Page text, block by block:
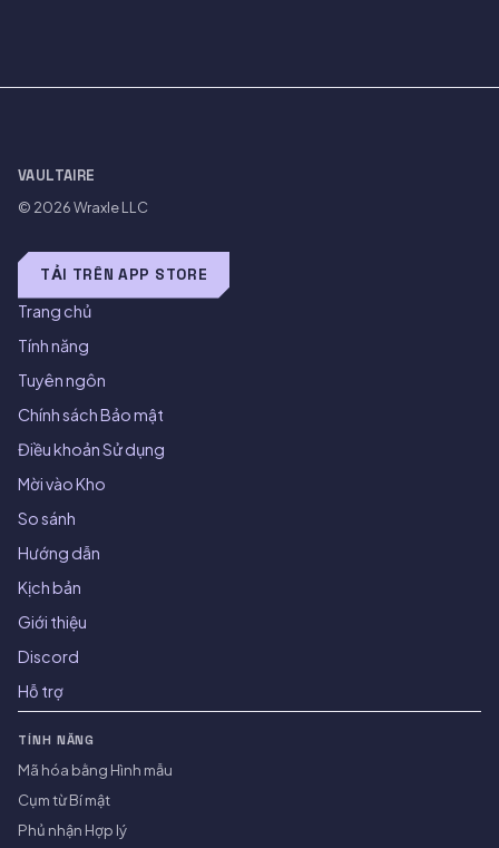
VAULTAIRE
© 2026Wraxle LLC
TẢI TRÊN APP STORE
Trang chủ
Tính năng
Tuyên ngôn
Chính sách Bảo mật
Điều khoản Sử dụng
Mời vào Kho
So sánh
Hướng dẫn
Kịch bản
Giới thiệu
Discord
Hỗ trợ
TÍNH NĂNG
Mã hóa bằng Hình mẫu
Cụm từ Bí mật
Phủ nhận Hợp lý